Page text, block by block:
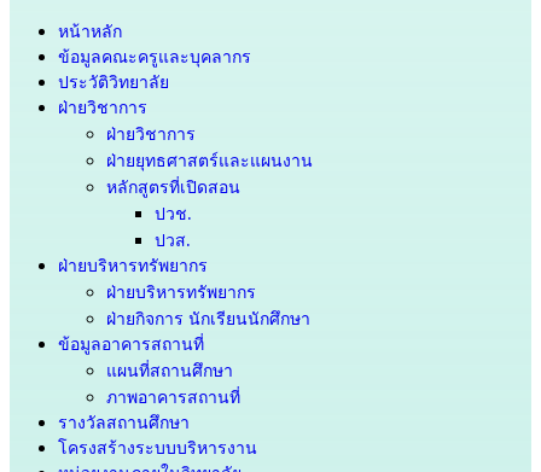
หน้าหลัก
ข้อมูลคณะครูและบุคลากร
ประวัติวิทยาลัย
ฝ่ายวิชาการ
ฝ่ายวิชาการ
ฝ่ายยุทธศาสตร์และแผนงาน
หลักสูตรที่เปิดสอน
ปวช.
ปวส.
ฝ่ายบริหารทรัพยากร
ฝ่ายบริหารทรัพยากร
ฝ่ายกิจการ นักเรียนนักศึกษา
ข้อมูลอาคารสถานที่
แผนที่สถานศึกษา
ภาพอาคารสถานที่
รางวัลสถานศึกษา
โครงสร้างระบบบริหารงาน